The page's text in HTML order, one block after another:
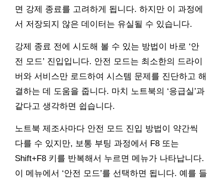
면 강제 종료를 고려하게 됩니다. 하지만 이 과정에
서 저장되지 않은 데이터는 유실될 수 있습니다.
강제 종료 전에 시도해 볼 수 있는 방법이 바로 ‘안
전 모드’ 진입입니다. 안전 모드는 최소한의 드라이
버와 서비스만 로드하여 시스템 문제를 진단하고 해
결하는 데 도움을 줍니다. 마치 노트북의 ‘응급실’과
같다고 생각하면 쉽습니다.
노트북 제조사마다 안전 모드 진입 방법이 약간씩
다를 수 있지만, 보통 부팅 과정에서 F8 또는
Shift+F8 키를 반복해서 누르면 메뉴가 나타납니다.
이 메뉴에서 ‘안전 모드’를 선택하면 됩니다. 예를 들